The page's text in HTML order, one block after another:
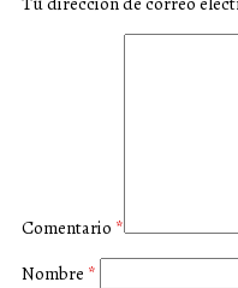
Comentario *
Nombre *